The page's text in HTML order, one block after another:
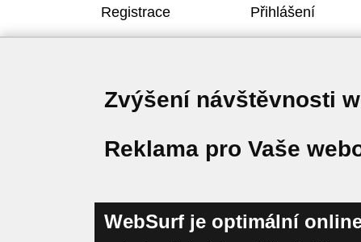
Registrace Přihlášení
Zvýšení návštěvnosti
Reklama pro Vaše
WebSurf je optimální